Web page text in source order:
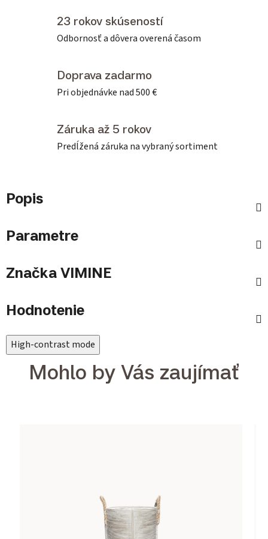
23 rokov skúseností
Odbornosť a dôvera overená časom
Doprava zadarmo
Pri objednávke nad 500 €
Záruka až 5 rokov
Predĺžená záruka na vybraný sortiment
Popis
Parametre
Značka VIMINE
Hodnotenie
High-contrast mode
Mohlo by Vás zaujímať